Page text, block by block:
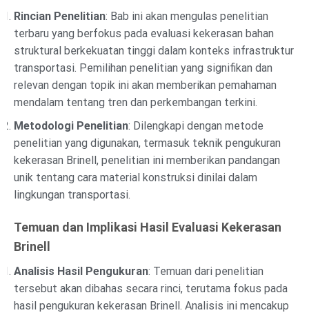
Rincian Penelitian: Bab ini akan mengulas penelitian
terbaru yang berfokus pada evaluasi kekerasan bahan
struktural berkekuatan tinggi dalam konteks infrastruktur
transportasi. Pemilihan penelitian yang signifikan dan
relevan dengan topik ini akan memberikan pemahaman
mendalam tentang tren dan perkembangan terkini.
Metodologi Penelitian: Dilengkapi dengan metode
penelitian yang digunakan, termasuk teknik pengukuran
kekerasan Brinell, penelitian ini memberikan pandangan
unik tentang cara material konstruksi dinilai dalam
lingkungan transportasi.
Temuan dan Implikasi Hasil Evaluasi Kekerasan
Brinell
Analisis Hasil Pengukuran: Temuan dari penelitian
tersebut akan dibahas secara rinci, terutama fokus pada
hasil pengukuran kekerasan Brinell. Analisis ini mencakup